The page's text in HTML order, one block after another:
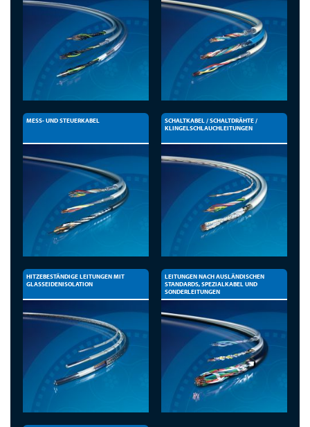
MESS- UND STEUERKABEL
SCHALTKABEL / SCHALTDRÄHTE /
KLINGELSCHLAUCHLEITUNGEN
HITZEBESTÄNDIGE LEITUNGEN MIT
GLASSEIDENISOLATION
LEITUNGEN NACH AUSLÄNDISCHEN
STANDARDS, SPEZIALKABEL UND
SONDERLEITUNGEN